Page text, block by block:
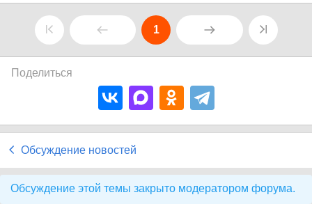
1
Поделиться
Обсуждение новостей
Обсуждение этой темы закрыто модератором форума.